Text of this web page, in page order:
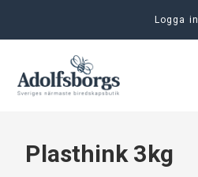
Logga in
Plasthink 3kg